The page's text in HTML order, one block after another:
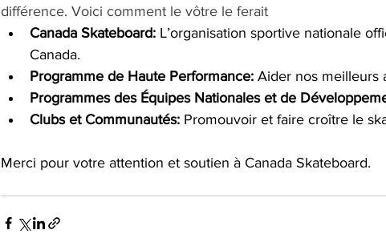
différence. Voici comment le vôtre le ferait
Canada Skateboard: L’organisation sportive nationale
Canada.
Programme de Haute Performance: Aider nos meilleurs
Programmes des Équipes Nationales et de
Clubs et Communautés: Promouvoir et faire croître le
Merci pour votre attention et soutien à Canada Skateboard.